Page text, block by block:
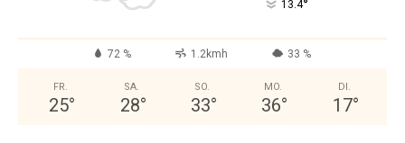
13.4°
72 % 1.2kmh 33 %
FR.
25°
SA.
28°
SO.
33°
MO.
36°
DI.
17°